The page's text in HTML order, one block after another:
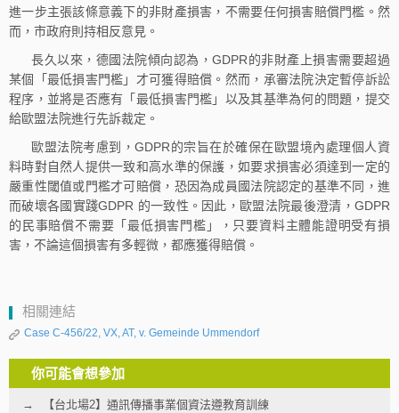
進一步主張該條意義下的非財產損害，不需要任何損害賠償門檻。然
而，市政府則持相反意見。
長久以來，德國法院傾向認為，GDPR的非財產上損害需要超過
某個「最低損害門檻」才可獲得賠償。然而，承審法院決定暫停訴訟
程序，並將是否應有「最低損害門檻」以及其基準為何的問題，提交
給歐盟法院進行先訴裁定。
歐盟法院考慮到，GDPR的宗旨在於確保在歐盟境內處理個人資
料時對自然人提供一致和高水準的保護，如要求損害必須達到一定的
嚴重性閾值或門檻才可賠償，恐因為成員國法院認定的基準不同，進
而破壞各國實踐GDPR 的一致性。因此，歐盟法院最後澄清，GDPR
的民事賠償不需要「最低損害門檻」，只要資料主體能證明受有損
害，不論這個損害有多輕微，都應獲得賠償。
相關連結
Case C‑456/22, VX, AT, v. Gemeinde Ummendorf
你可能會想參加
【台北場2】通訊傳播事業個資法遵教育訓練